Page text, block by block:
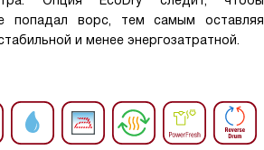
попадал ворс, тем самым оставляя
и менее энергозатратной.